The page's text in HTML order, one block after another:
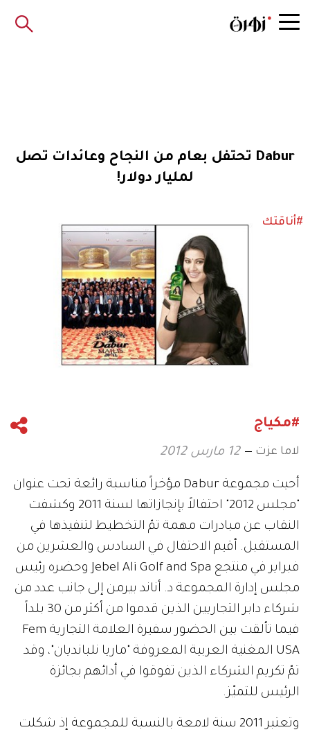
Dabur تحتفل بعام من النجاح وعائدات تصل
لمليار دولار!
#أناقتك
#مكياج
لاما عزت 12 مارس 2012
أحيت مجموعة Dabur مؤخراً مناسبة رائعة تحت عنوان
"مجلس 2012" احتفالاً بإنجازاتها لسنة 2011 وكشفت
النقاب عن مبادرات مهمة تمّ التخطيط لتنفيذها في
المستقبل. أقيم الاحتفال في السادس والعشرين من
فبراير في منتجع Jebel Ali Golf and Spa وحضره رئيس
مجلس إدارة المجموعة د. أناند بيرمن إلى جانب عدد من
شركاء دابر التجاريين الذين قدموا من أكثر من 30 بلداً
فيما تألقت بين الحضور سفيرة العلامة التجارية Fem
USA المغنية العربية المعروفة "ماريا نلبانديان"، وقد
تمّ تكريم الشركاء الذين تفوقوا في أدائهم بجائزة
الرئيس للتميّز.
وتعتبر 2011 سنة لامعة بالنسبة للمجموعة إذ شكلت